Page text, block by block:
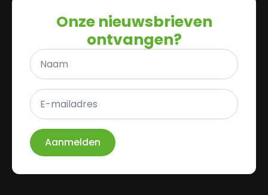
Onze nieuwsbrieven
ontvangen?
Naam
E-
mailadres
*
Aanmelden